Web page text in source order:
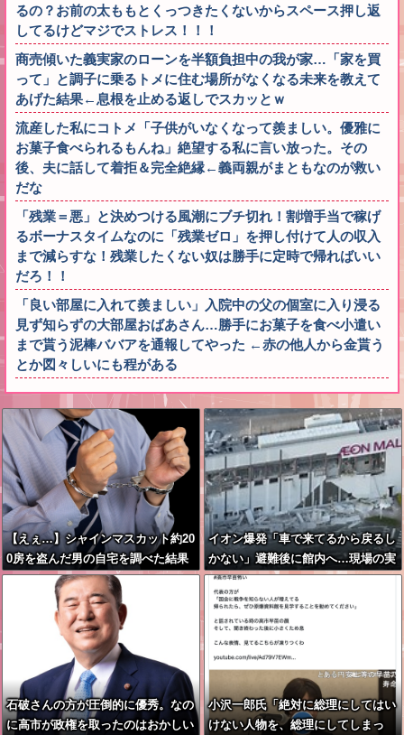
るの？お前の太ももとくっつきたくないからスペース押し返
してるけどマジでストレス！！！
商売傾いた義実家のローンを半額負担中の我が家…「家を買
って」と調子に乗るトメに住む場所がなくなる未来を教えて
あげた結果←息根を止める返しでスカッとｗ
流産した私にコトメ「子供がいなくなって羨ましい。優雅に
お菓子食べられるもんね」絶望する私に言い放った。その
後、夫に話して着拒＆完全絶縁←義両親がまともなのが救い
だな
「残業＝悪」と決めつける風潮にブチ切れ！割増手当で稼げ
るボーナスタイムなのに「残業ゼロ」を押し付けて人の収入
まで減らすな！残業したくない奴は勝手に定時で帰ればいい
だろ！！
「良い部屋に入れて羨ましい」入院中の父の個室に入り浸る
見ず知らずの大部屋おばあさん…勝手にお菓子を食べ小遣い
まで貰う泥棒ババアを通報してやった ←赤の他人から金貰う
とか図々しいにも程がある
【えぇ…】シャインマスカット約20
0房を盗んだ男の自宅を調べた結果
ｗｗｗｗｗｗｗｗ
イオン爆発「車で来てるから戻るし
かない」避難後に館内へ…現場の実
態が判明
石破さんの方が圧倒的に優秀。なの
に高市が政権を取ったのはおかしい
小沢一郎氏「絶対に総理にしてはい
けない人物を、総理にしてしまっ